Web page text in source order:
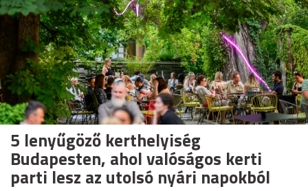
5 lenyűgöző kerthelyiség
Budapesten, ahol valóságos kerti
parti lesz az utolsó nyári napokból